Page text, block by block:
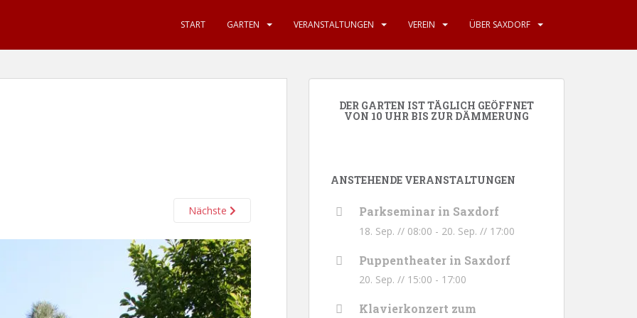
START GARTEN VERANSTALTUNGEN VEREIN ÜBER SAXDORF
Nächste
DER GARTEN IST TÄGLICH GEÖFFNET
VON 10 UHR BIS ZUR DÄMMERUNG
ANSTEHENDE VERANSTALTUNGEN
Parkseminar in Saxdorf
18. Sep. // 08:00 - 20. Sep. // 17:00
Puppentheater in Saxdorf
20. Sep. // 15:00 - 17:00
Klavierkonzert zum